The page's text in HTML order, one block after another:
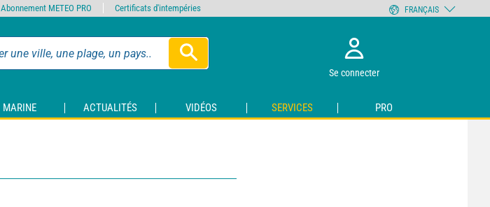
Se connecter
MARINE ACTUALITÉS VIDÉOS SERVICES PRO
Abonnement METEO PRO Certificats d'intempéries FRANÇAIS